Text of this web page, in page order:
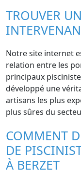
TROUVER
Notre site internet
relation entre les
principaux
développé une
artisans les plus
plus sûres du
COMMENT
DE
À BERZET